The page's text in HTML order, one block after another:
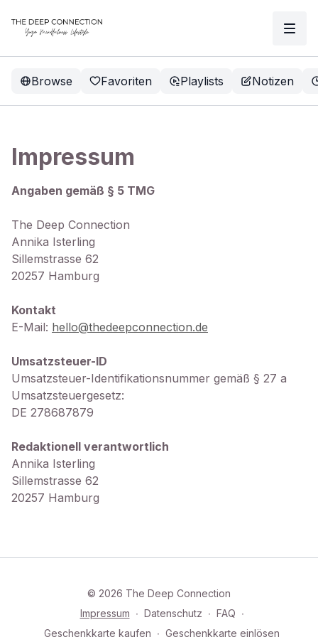
Browse Favoriten Playlists Notizen
Impressum
Angaben gemäß § 5 TMG
The Deep Connection
Annika Isterling
Sillemstrasse 62
20257 Hamburg
Kontakt
E-Mail: hello@thedeepconnection.de
Umsatzsteuer-ID
Umsatzsteuer-Identifikationsnummer gemäß § 27 a
Umsatzsteuergesetz:
DE 278687879
Redaktionell verantwortlich
Annika Isterling
Sillemstrasse 62
20257 Hamburg
© 2026 The Deep Connection
Impressum ∙ Datenschutz ∙ FAQ ∙
Geschenkkarte kaufen ∙ Geschenkkarte einlösen